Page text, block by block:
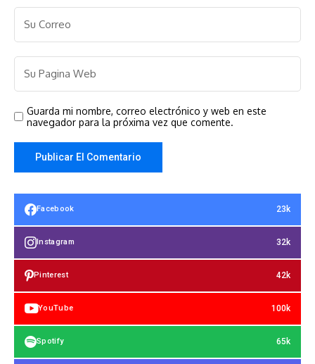
Guarda mi nombre, correo electrónico y web en este
navegador para la próxima vez que comente.
Facebook 23k
Instagram 32k
Pinterest 42k
YouTube 100k
Spotify 65k